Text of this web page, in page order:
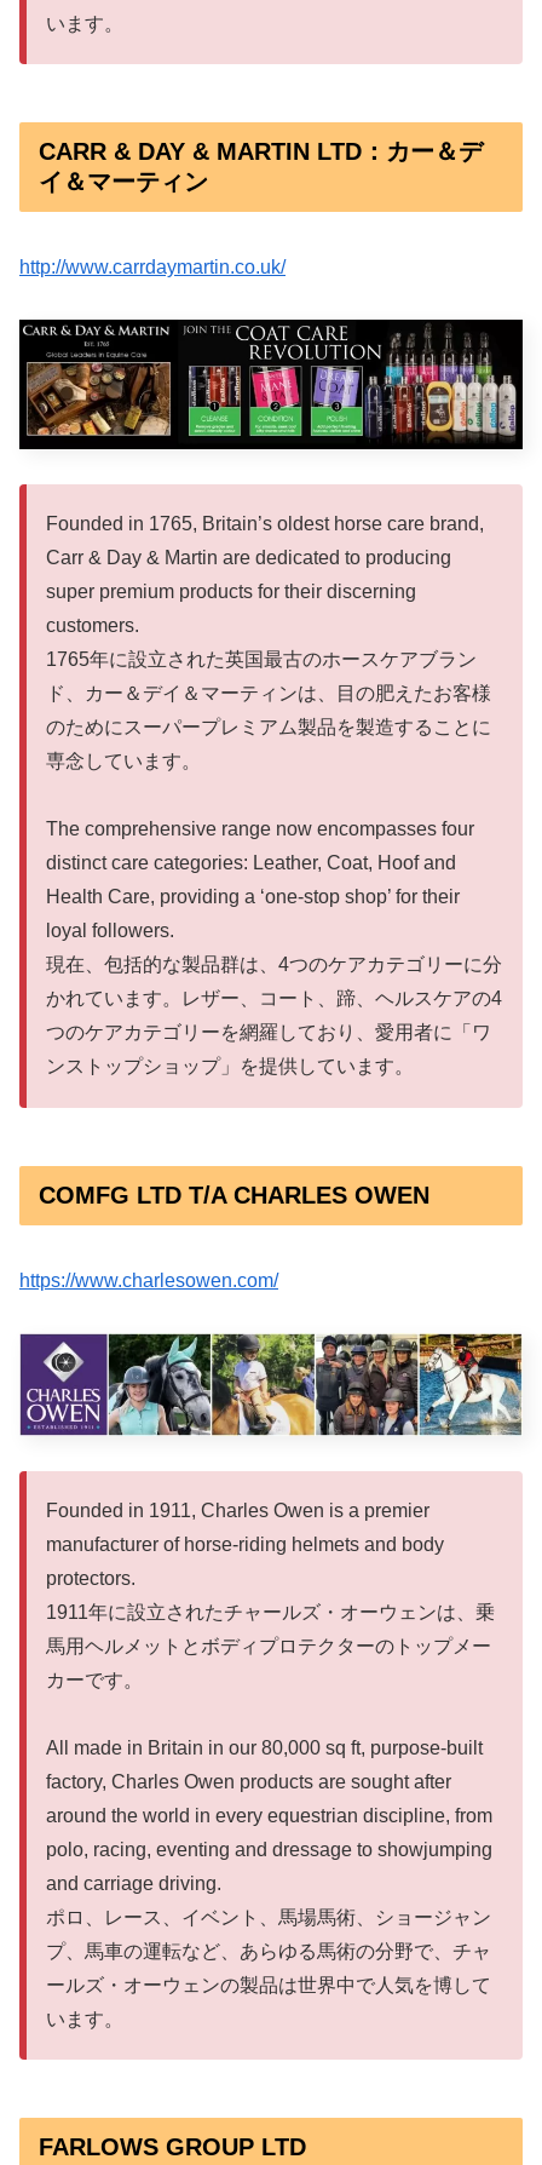
います。
CARR & DAY & MARTIN LTD：カー＆デ
イ＆マーティン
http://www.carrdaymartin.co.uk/
Founded in 1765, Britain’s oldest horse care brand,
Carr & Day & Martin are dedicated to producing
super premium products for their discerning
customers.
1765年に設立された英国最古のホースケアブラン
ド、カー＆デイ＆マーティンは、目の肥えたお客様
のためにスーパープレミアム製品を製造することに
専念しています。
The comprehensive range now encompasses four
distinct care categories: Leather, Coat, Hoof and
Health Care, providing a ‘one-stop shop’ for their
loyal followers.
現在、包括的な製品群は、4つのケアカテゴリーに分
かれています。レザー、コート、蹄、ヘルスケアの4
つのケアカテゴリーを網羅しており、愛用者に「ワ
ンストップショップ」を提供しています。
COMFG LTD T/A CHARLES OWEN
https://www.charlesowen.com/
Founded in 1911, Charles Owen is a premier
manufacturer of horse-riding helmets and body
protectors.
1911年に設立されたチャールズ・オーウェンは、乗
馬用ヘルメットとボディプロテクターのトップメー
カーです。
All made in Britain in our 80,000 sq ft, purpose-built
factory, Charles Owen products are sought after
around the world in every equestrian discipline, from
polo, racing, eventing and dressage to showjumping
and carriage driving.
ポロ、レース、イベント、馬場馬術、ショージャン
プ、馬車の運転など、あらゆる馬術の分野で、チャ
ールズ・オーウェンの製品は世界中で人気を博して
います。
FARLOWS GROUP LTD